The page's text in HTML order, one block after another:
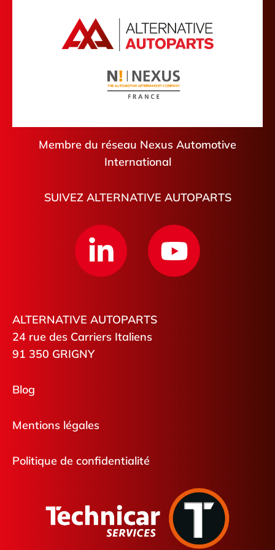
Pyrénées-Atlantiques
Loir-et-Cher
Pithiviers
Saint-Pierre-de-Coutances
Membre du réseau Nexus Automotive
International
SUIVEZ ALTERNATIVE AUTOPARTS
ALTERNATIVE AUTOPARTS
24 rue des Carriers Italiens
91 350 GRIGNY
Blog
Mentions légales
Politique de confidentialité